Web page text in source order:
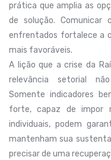
prática que amplia as
de solução.
enfrentados fortalece a
mais favoráveis.
A lição que a crise da
relevância setorial
Somente indicadores
forte, capaz de impor
individuais, podem
mantenham sua
precisar de uma